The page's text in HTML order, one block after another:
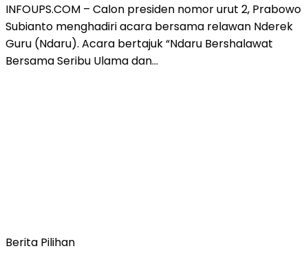
INFOUPS.COM – Calon presiden nomor urut 2, Prabowo
Subianto menghadiri acara bersama relawan Nderek
Guru (Ndaru). Acara bertajuk “Ndaru Bershalawat
Bersama Seribu Ulama dan…
Berita Pilihan